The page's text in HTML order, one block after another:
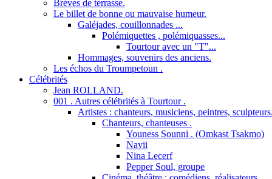
Brèves de terrasse.
Le billet de bonne ou mauvaise humeur.
Galéjades, couillonnades ...
Polémiquettes , polémiquasses...
Tourtour avec un "T"...
Hommages, souvenirs des anciens.
Les échos du Troumpetoun .
Célébrités
Jean ROLLAND.
001 . Autres célébrités à Tourtour .
Artistes : chanteurs, musiciens, peintres,
Chanteurs, chanteuses .
Youness Sounni . (Omkast Tsakmo)
Navii
Nina Lecerf
Pepper Soul, groupe